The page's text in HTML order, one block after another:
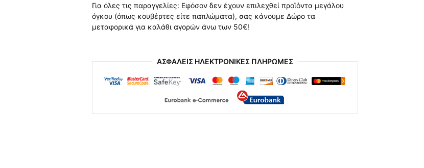
Για όλες τις παραγγελίες: Εφόσον δεν έχουν επιλεχθεί προϊόντα μεγάλου
όγκου (όπως κουβέρτες είτε παπλώματα), σας κάνουμε Δώρο τα
μεταφορικά για καλάθι αγορών άνω των 50€!
ΑΣΦΑΛΕΙΣ ΗΛΕΚΤΡΟΝΙΚΕΣ ΠΛΗΡΩΜΕΣ